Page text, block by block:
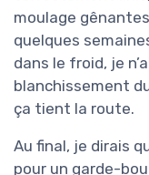
moulage
quelques
dans le froid, je
blanchissement
ça tient la route.
Au final, je dirais
pour un garde-